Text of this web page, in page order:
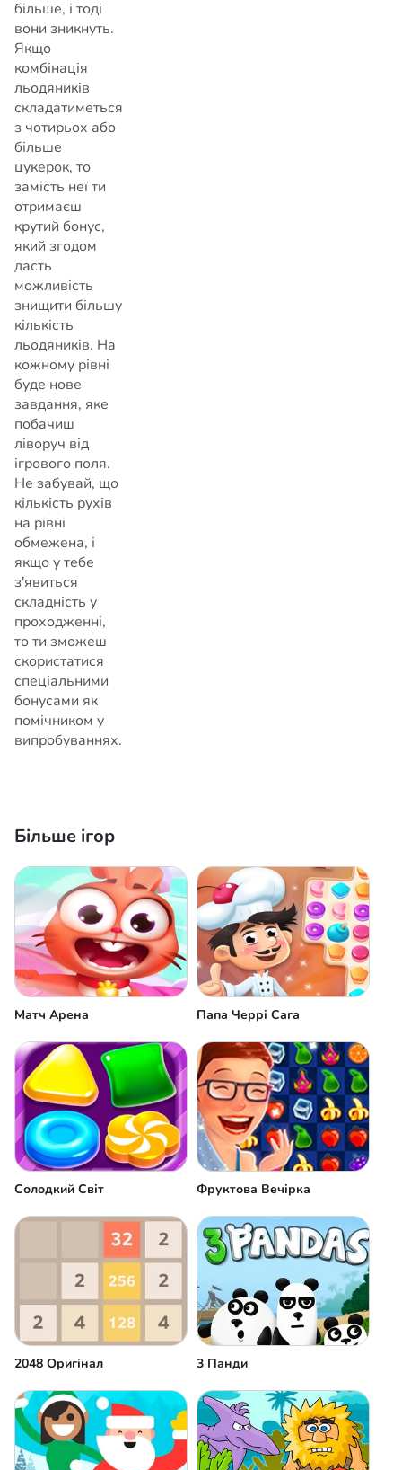
більше, і тоді
вони зникнуть.
Якщо
комбінація
льодяників
складатиметься
з чотирьох або
більше
цукерок, то
замість неї ти
отримаєш
крутий бонус,
який згодом
дасть
можливість
знищити більшу
кількість
льодяників. На
кожному рівні
буде нове
завдання, яке
побачиш
ліворуч від
ігрового поля.
Не забувай, що
кількість рухів
на рівні
обмежена, і
якщо у тебе
з'явиться
складність у
проходженні,
то ти зможеш
скористатися
спеціальними
бонусами як
помічником у
випробуваннях.
Більше ігор
Матч Арена Папа Черрі Сага
Солодкий Світ Фруктова Вечірка
2048 Оригінал 3 Панди